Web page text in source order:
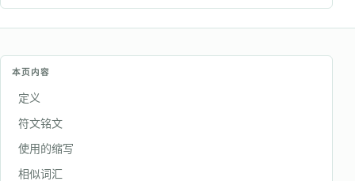
本页内容
定义
符文铭文
使用的缩写
相似词汇